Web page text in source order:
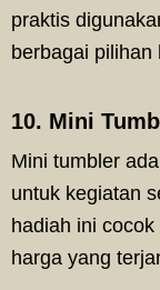
praktis
berbagai pilihan
10. Mini
Mini tumbler
untuk kegiatan
hadiah ini
harga yang